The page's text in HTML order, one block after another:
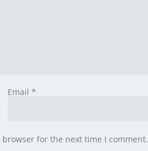
Email *
for the next time I comment.